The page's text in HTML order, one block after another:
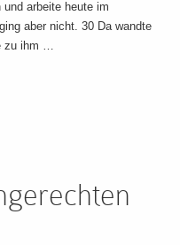
arbeite heute im
aber nicht. 30 Da wandte
zu ihm …